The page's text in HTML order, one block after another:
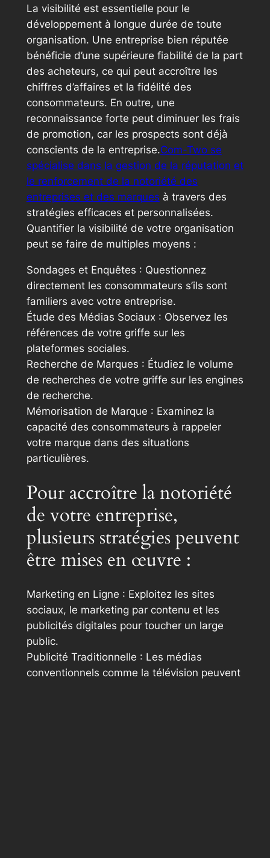
La visibilité est essentielle pour le
développement à longue durée de toute
organisation. Une entreprise bien réputée
bénéficie d’une supérieure fiabilité de la part
des acheteurs, ce qui peut accroître les
chiffres d’affaires et la fidélité des
consommateurs. En outre, une
reconnaissance forte peut diminuer les frais
de promotion, car les prospects sont déjà
conscients de la entreprise.Com-Two se
spécialise dans la gestion de la réputation et
le renforcement de la notoriété des
entreprises et des marques à travers des
stratégies efficaces et personnalisées.
Quantifier la visibilité de votre organisation
peut se faire de multiples moyens :
Sondages et Enquêtes : Questionnez
directement les consommateurs s’ils sont
familiers avec votre entreprise.
Étude des Médias Sociaux : Observez les
références de votre griffe sur les
plateformes sociales.
Recherche de Marques : Étudiez le volume
de recherches de votre griffe sur les engines
de recherche.
Mémorisation de Marque : Examinez la
capacité des consommateurs à rappeler
votre marque dans des situations
particulières.
Pour accroître la notoriété
de votre entreprise,
plusieurs stratégies peuvent
être mises en œuvre :
Marketing en Ligne : Exploitez les sites
sociaux, le marketing par contenu et les
publicités digitales pour toucher un large
public.
Publicité Traditionnelle : Les médias
conventionnels comme la télévision peuvent